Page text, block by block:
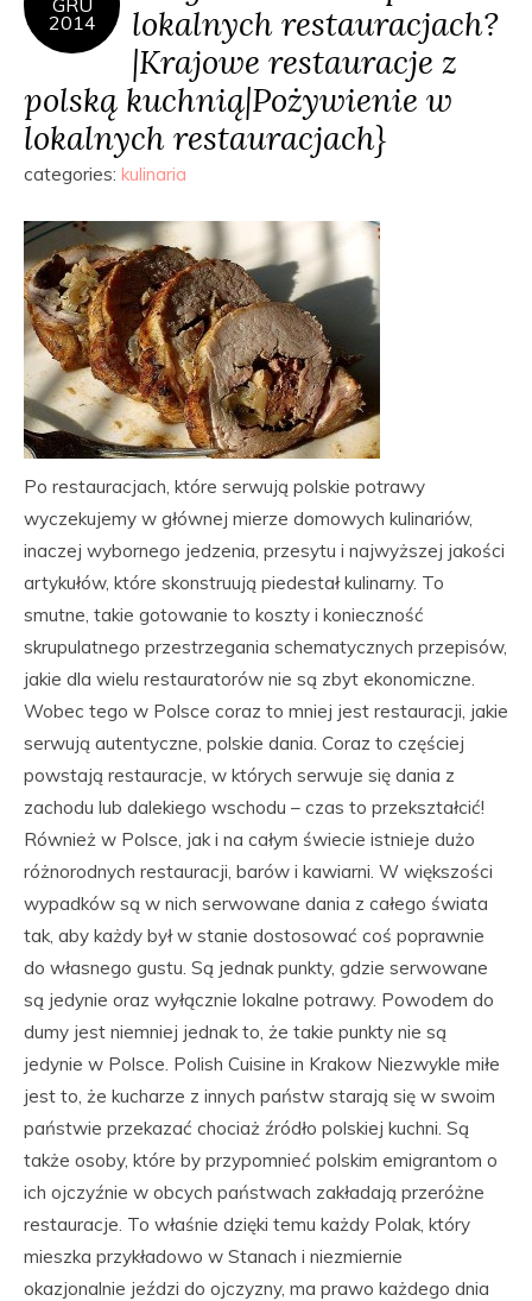
GRU
2014
lokalnych restauracjach?
|Krajowe restauracje z
polską kuchnią|Pożywienie w
lokalnych restauracjach}
categories: kulinaria
Po restauracjach, które serwują polskie potrawy
wyczekujemy w głównej mierze domowych kulinariów,
inaczej wybornego jedzenia, przesytu i najwyższej jakości
artykułów, które skonstruują piedestał kulinarny. To
smutne, takie gotowanie to koszty i konieczność
skrupulatnego przestrzegania schematycznych przepisów,
jakie dla wielu restauratorów nie są zbyt ekonomiczne.
Wobec tego w Polsce coraz to mniej jest restauracji, jakie
serwują autentyczne, polskie dania. Coraz to częściej
powstają restauracje, w których serwuje się dania z
zachodu lub dalekiego wschodu – czas to przekształcić!
Również w Polsce, jak i na całym świecie istnieje dużo
różnorodnych restauracji, barów i kawiarni. W większości
wypadków są w nich serwowane dania z całego świata
tak, aby każdy był w stanie dostosować coś poprawnie
do własnego gustu. Są jednak punkty, gdzie serwowane
są jedynie oraz wyłącznie lokalne potrawy. Powodem do
dumy jest niemniej jednak to, że takie punkty nie są
jedynie w Polsce. Polish Cuisine in Krakow Niezwykle miłe
jest to, że kucharze z innych państw starają się w swoim
państwie przekazać chociaż źródło polskiej kuchni. Są
także osoby, które by przypomnieć polskim emigrantom o
ich ojczyźnie w obcych państwach zakładają przeróżne
restauracje. To właśnie dzięki temu każdy Polak, który
mieszka przykładowo w Stanach i niezmiernie
okazjonalnie jeździ do ojczyzny, ma prawo każdego dnia